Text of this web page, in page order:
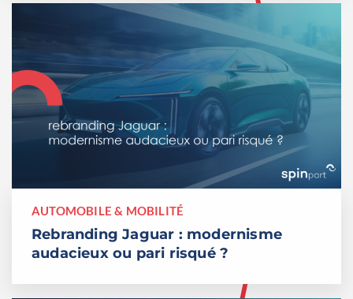
AUTOMOBILE & MOBILITÉ
Rebranding Jaguar : modernisme
audacieux ou pari risqué ?